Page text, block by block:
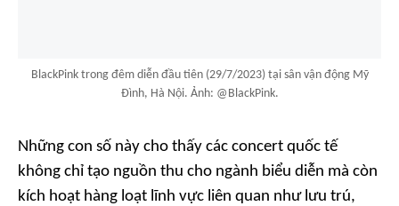
BlackPink trong đêm diễn đầu tiên (29/7/2023) tại sân vận động Mỹ
Đình, Hà Nội. Ảnh: @BlackPink.
Những con số này cho thấy các concert quốc tế
không chỉ tạo nguồn thu cho ngành biểu diễn mà còn
kích hoạt hàng loạt lĩnh vực liên quan như lưu trú,